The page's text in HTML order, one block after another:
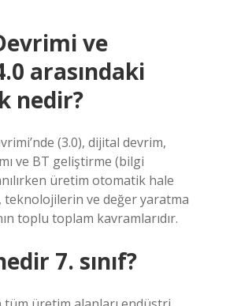
ve
arasındaki
nedir?
(3.0), dijital devrim,
ve BT geliştirme (bilgi
üretim otomatik hale
teknolojilerin ve değer yaratma
toplu toplam kavramlarıdır.
7. sınıf?